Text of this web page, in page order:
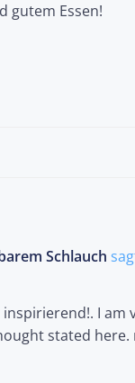
gutem Essen!
Schlauch
I
stated